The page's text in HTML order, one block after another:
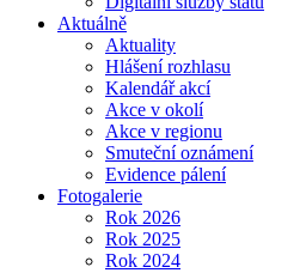
Aktuálně
Aktuality
Hlášení rozhlasu
Kalendář akcí
Akce v okolí
Akce v regionu
Smuteční oznámení
Evidence pálení
Fotogalerie
Rok 2026
Rok 2025
Rok 2024